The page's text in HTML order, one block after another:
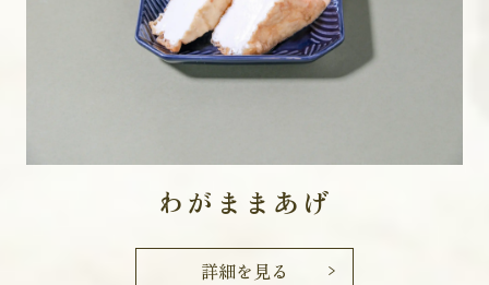
わがままあげ
詳細を見る